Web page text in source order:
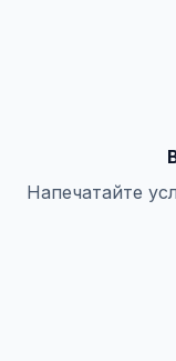
Напечатайте